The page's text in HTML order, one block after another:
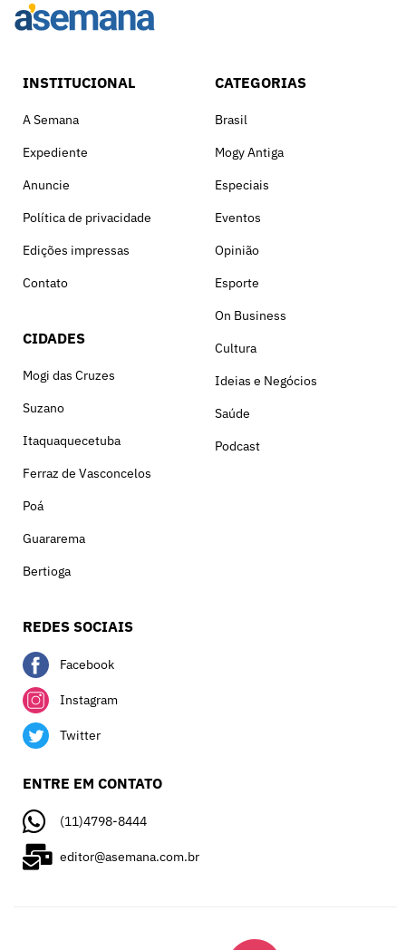
INSTITUCIONAL
A Semana
Expediente
Anuncie
Política de privacidade
Edições impressas
Contato
CIDADES
Mogi das Cruzes
Suzano
Itaquaquecetuba
Ferraz de Vasconcelos
Poá
Guararema
Bertioga
CATEGORIAS
Brasil
Mogy Antiga
Especiais
Eventos
Opinião
Esporte
On Business
Cultura
Ideias e Negócios
Saúde
Podcast
REDES SOCIAIS
Facebook
Instagram
Twitter
ENTRE EM CONTATO
(11)4798-8444
editor@asemana.com.br